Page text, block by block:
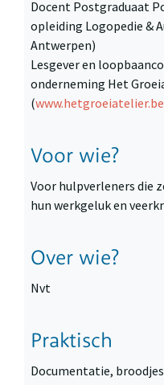
Docent Postgraduaat
opleiding Logopedie &
Antwerpen)
Lesgever en
onderneming Het
(www.hetgroeiatelier.be
Voor wie?
Voor hulpverleners die
hun werkgeluk en
Over wie?
Nvt
Praktisch
Documentatie,